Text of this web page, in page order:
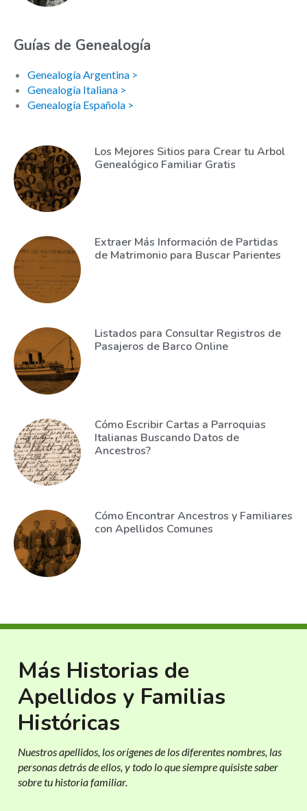
Guías de Genealogía
Genealogía Argentina >
Genealogía Italiana >
Genealogía Española >
Los Mejores Sitios para Crear tu Arbol
Genealógico Familiar Gratis
Extraer Más Información de Partidas
de Matrimonio para Buscar Parientes
Listados para Consultar Registros de
Pasajeros de Barco Online
Cómo Escribir Cartas a Parroquias
Italianas Buscando Datos de
Ancestros?
Cómo Encontrar Ancestros y Familiares
con Apellidos Comunes
Más Historias de
Apellidos y Familias
Históricas
Nuestros apellidos, los orígenes de los diferentes nombres, las
personas detrás de ellos, y todo lo que siempre quisiste saber
sobre tu historia familiar.